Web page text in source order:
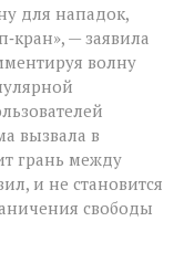
слова — не
безлимитный
тариф»:
споры
вокруг
отзывов
о
кино
для нападок,
— заявила
волну
вызвала в
грань между
и не становится
свободы